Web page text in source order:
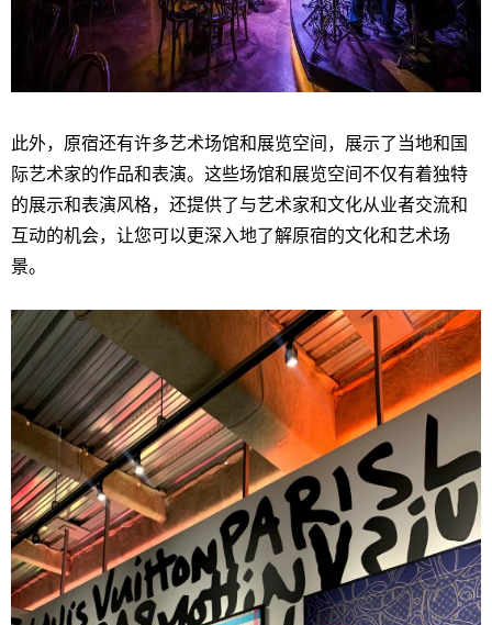
此外，原宿还有许多艺术场馆和展览空间，展示了当地和国
际艺术家的作品和表演。这些场馆和展览空间不仅有着独特
的展示和表演风格，还提供了与艺术家和文化从业者交流和
互动的机会，让您可以更深入地了解原宿的文化和艺术场
景。